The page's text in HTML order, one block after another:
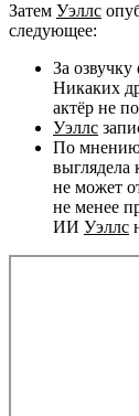
Затем Уэллс
следующее:
За
Никаких
актёр не
Уэллс
По
выглядела
не может
не менее
ИИ Уэллс